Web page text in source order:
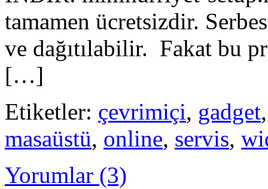
tamamen ücretsizdir.
ve dağıtılabilir. Fakat bu
[…]
Etiketler: çevrimiçi, gadget
masaüstü, online, servis,
Yorumlar (3)